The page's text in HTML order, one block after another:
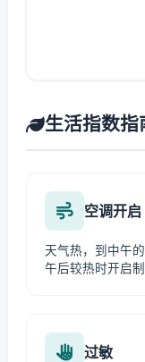
生活指数指
空调开启
天气热，到中午
午后较热时开启制
过敏